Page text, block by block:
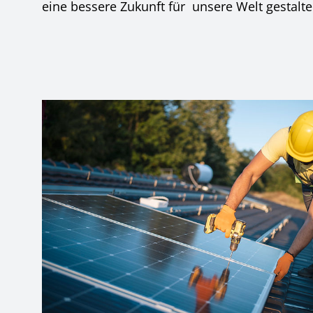
eine bessere Zukunft für unsere Welt